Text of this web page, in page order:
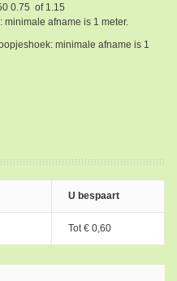
0.75 of 1.15
afname is 1 meter.
minimale afname is 1
U bespaart
Tot € 0,60